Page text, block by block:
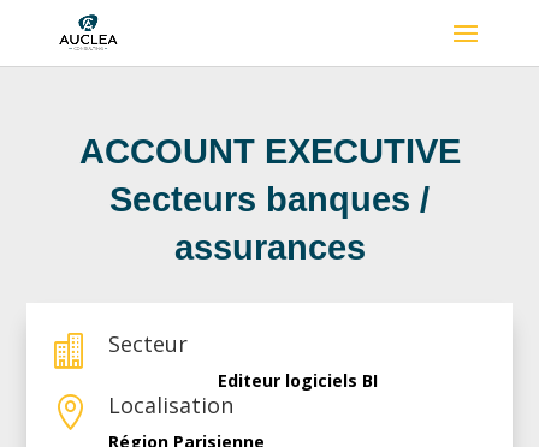
ACCOUNT EXECUTIVE
Secteurs banques /
assurances
 Secteur
Editeur logiciels BI
 Localisation
Région Parisienne